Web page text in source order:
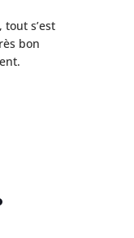
s’est
bon